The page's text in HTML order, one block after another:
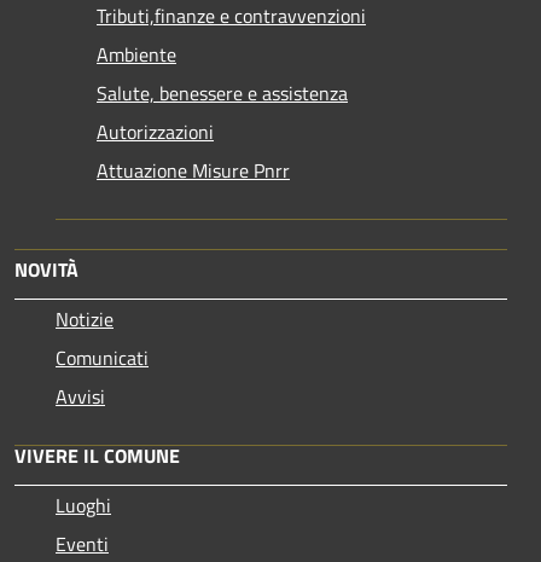
Tributi,finanze e contravvenzioni
Ambiente
Salute, benessere e assistenza
Autorizzazioni
Attuazione Misure Pnrr
NOVITÀ
Notizie
Comunicati
Avvisi
VIVERE IL COMUNE
Luoghi
Eventi